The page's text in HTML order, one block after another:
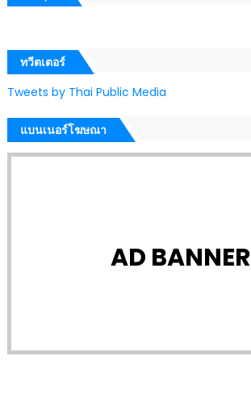
ทวีตเตอร์
Tweets by Thai Public Media
แบนเนอร์โฆษณา
AD BANNER